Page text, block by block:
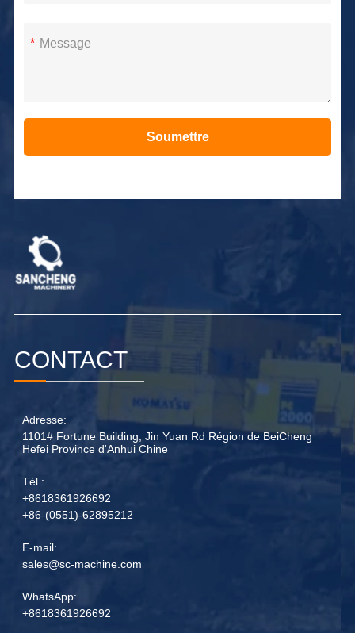
CONTACT
Adresse:
1101# Fortune Building, Jin Yuan Rd Région de BeiCheng
Hefei Province d'Anhui Chine
Tél.:
+8618361926692
+86-(0551)-62895212
E-mail:
sales@sc-machine.com
WhatsApp:
+8618361926692
*
Soumettre